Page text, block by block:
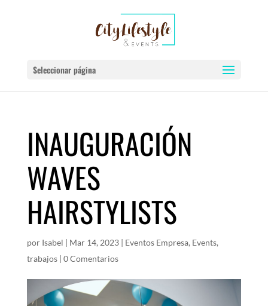
Seleccionar página
INAUGURACIÓN
WAVES
HAIRSTYLISTS
por Isabel | Mar 14, 2023| Eventos Empresa, Events,
trabajos| 0 Comentarios